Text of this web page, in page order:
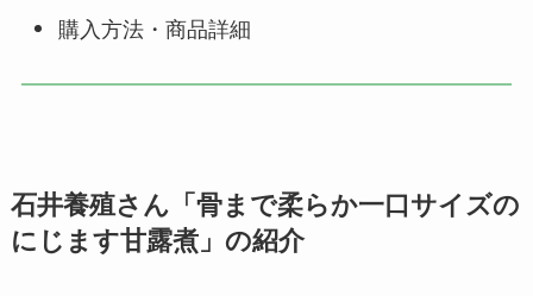
購入方法・商品詳細
石井養殖さん「骨まで柔らか一口サイズの
にじます甘露煮」の紹介